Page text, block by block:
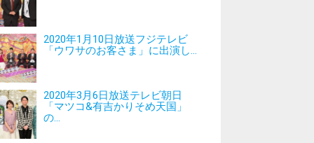
2020年1月10日放送フジテレビ
「ウワサのお客さま」に出演し...
2020年3月6日放送テレビ朝日
「マツコ&有吉かりそめ天国」
の...